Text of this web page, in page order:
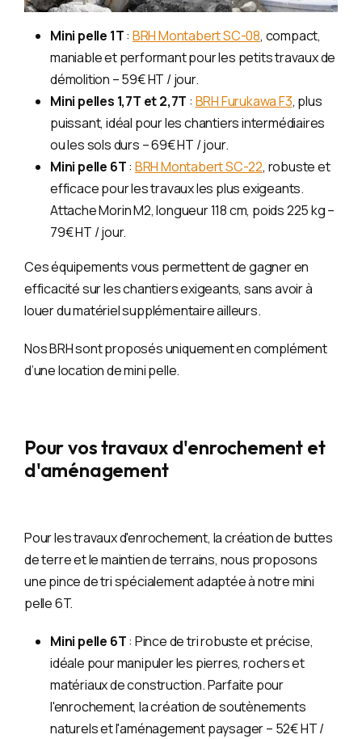
Mini pelle 1T: BRH Montabert SC-08, compact,
maniable et performant pour les petits travaux de
démolition – 59€ HT / jour.
Mini pelles 1,7T et 2,7T : BRH Furukawa F3, plus
puissant, idéal pour les chantiers intermédiaires
ou les sols durs – 69€ HT / jour.
Mini pelle 6T: BRH Montabert SC-22, robuste et
efficace pour les travaux les plus exigeants.
Attache Morin M2, longueur 118 cm, poids 225 kg –
79€ HT / jour.
Ces équipements vous permettent de gagner en
efficacité sur les chantiers exigeants, sans avoir à
louer du matériel supplémentaire ailleurs.
Nos BRH sont proposés uniquement en complément
d’une location de mini pelle.
Pour vos travaux d'enrochement et
d'aménagement
Pour les travaux d'enrochement, la création de buttes
de terre et le maintien de terrains, nous proposons
une pince de tri spécialement adaptée à notre mini
pelle 6T.
Mini pelle 6T: Pince de tri robuste et précise,
idéale pour manipuler les pierres, rochers et
matériaux de construction. Parfaite pour
l'enrochement, la création de soutènements
naturels et l'aménagement paysager – 52€ HT /